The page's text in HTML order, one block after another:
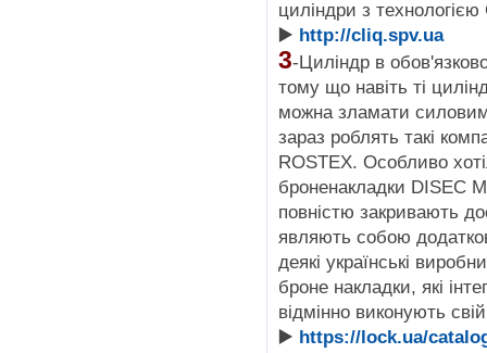
циліндри з технологією
▶️ http://cliq.spv.ua
3-Циліндр в
тому що навіть ті
можна зламати
зараз роблять такі
ROSTEX. Особливо
броненакладки DISEC
повністю закривають
являють собою
деякі українські
броне накладки, які
відмінно виконують
▶️ https://lock.ua/